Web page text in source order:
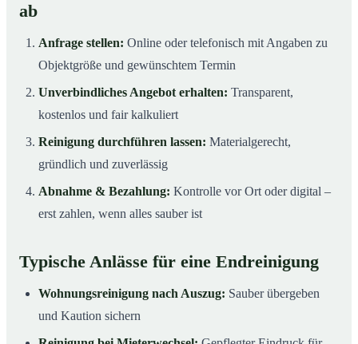
ab
Anfrage stellen: Online oder telefonisch mit Angaben zu
Objektgröße und gewünschtem Termin
Unverbindliches Angebot erhalten: Transparent,
kostenlos und fair kalkuliert
Reinigung durchführen lassen: Materialgerecht,
gründlich und zuverlässig
Abnahme & Bezahlung: Kontrolle vor Ort oder digital –
erst zahlen, wenn alles sauber ist
Typische Anlässe für eine Endreinigung
Wohnungsreinigung nach Auszug: Sauber übergeben
und Kaution sichern